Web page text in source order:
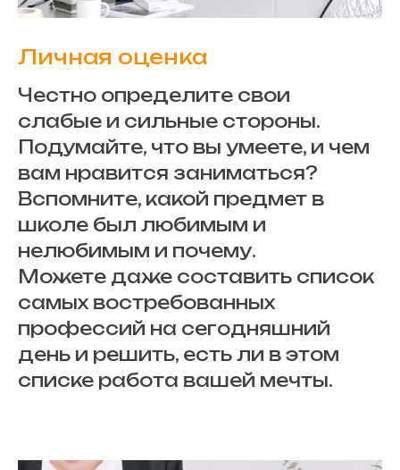
Личная оценка
Честно определите свои
слабые и сильные стороны.
Подумайте, что вы умеете, и чем
вам нравится заниматься?
Вспомните, какой предмет в
школе был любимым и
нелюбимым и почему.
Можете даже составить список
самых востребованных
профессий на сегодняшний
день и решить, есть ли в этом
списке работа вашей мечты.